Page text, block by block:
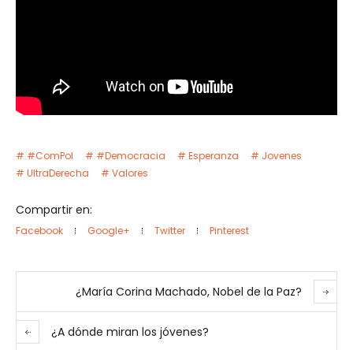
#ComPol #Democracia Esperanza
Jovenes
UltraDerecha
Valores
Compartir en:
Facebook Google+ Twitter Pinterest
¿María Corina Machado, Nobel de la Paz?
¿A dónde miran los jóvenes?